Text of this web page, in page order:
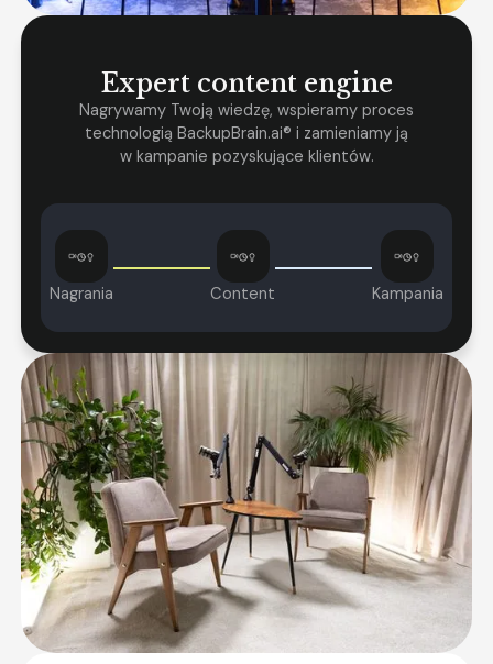
Expert content engine
Nagrywamy Twoją wiedzę, wspieramy proces
technologią BackupBrain.ai® i zamieniamy ją
w kampanie pozyskujące klientów.
Nagrania Content Kampania